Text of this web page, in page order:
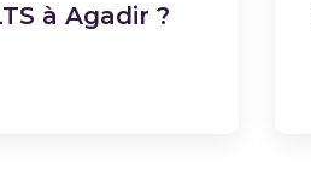
à Agadir ?